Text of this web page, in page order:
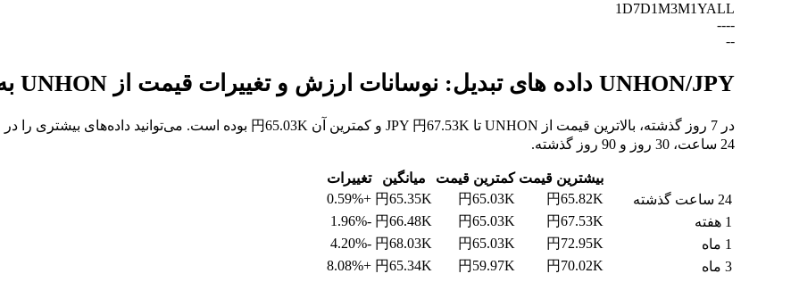
1D7D1M3M1YALL
--
--
--
UNHON/JPY داده های تبدیل: نوسانات ارزش و تغییرات قیمت از UNHON به JPY
24 ساعت، 30 روز و 90 روز گذشته.
بیشترین قیمت کمترین قیمت میانگین
تغییرات
24 ساعت گذشته
円65.82K
円65.03K
円65.35K
+0.59%
1 هفته
円67.53K
円65.03K
円66.48K
-1.96%
1 ماه
円72.95K
円65.03K
円68.03K
-4.20%
3 ماه
円70.02K
円59.97K
円65.34K
+8.08%